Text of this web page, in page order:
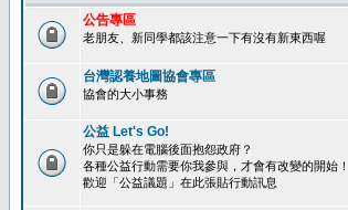
公告專區
老朋友、新同學都該注意一下有沒有新東西喔
台灣認養地圖協會專區
協會的大小事務
公益 Let's Go!
你只是躲在電腦後面抱怨政府？
各種公益行動需要你我參與，才會有改變的開始！
歡迎「公益議題」在此張貼行動訊息